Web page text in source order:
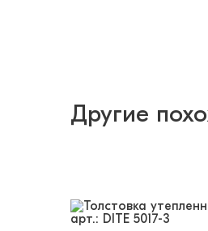
Другие